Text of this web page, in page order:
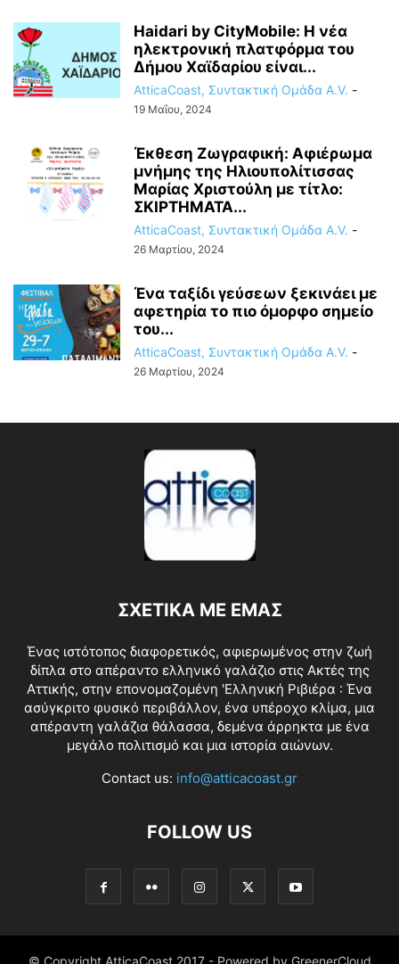
Haidari by CityMobile: Η νέα
ηλεκτρονική πλατφόρμα του
Δήμου Χαϊδαρίου είναι...
AtticaCoast, Συντακτική Ομάδα A.V. -
19 Μαΐου, 2024
Έκθεση Ζωγραφική: Αφιέρωμα
μνήμης της Ηλιουπολίτισσας
Μαρίας Χριστούλη με τίτλο:
ΣΚΙΡΤΗΜΑΤΑ...
AtticaCoast, Συντακτική Ομάδα A.V. -
26 Μαρτίου, 2024
Ένα ταξίδι γεύσεων ξεκινάει με
αφετηρία το πιο όμορφο σημείο
του...
AtticaCoast, Συντακτική Ομάδα A.V. -
26 Μαρτίου, 2024
ΣΧΕΤΙΚΑ ΜΕ ΕΜΑΣ
Ένας ιστότοπος διαφορετικός, αφιερωμένος στην ζωή
δίπλα στο απέραντο ελληνικό γαλάζιο στις Ακτές της
Αττικής, στην επονομαζομένη 'Ελληνική Ριβιέρα : Ένα
ασύγκριτο φυσικό περιβάλλον, ένα υπέροχο κλίμα, μια
απέραντη γαλάζια θάλασσα, δεμένα άρρηκτα με ένα
μεγάλο πολιτισμό και μια ιστορία αιώνων.
Contact us: info@atticacoast.gr
FOLLOW US
© Copyright AtticaCoast 2017 - Powered by GreenerCloud